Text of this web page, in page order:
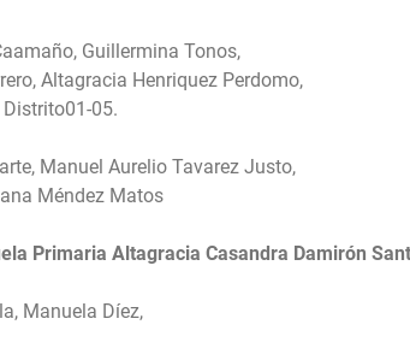
Guillermina Tonos,
Altagracia Henriquez Perdomo,
05.
Manuel Aurelio Tavarez Justo,
Méndez Matos
Primaria Altagracia Casandra Damirón
Manuela Díez,